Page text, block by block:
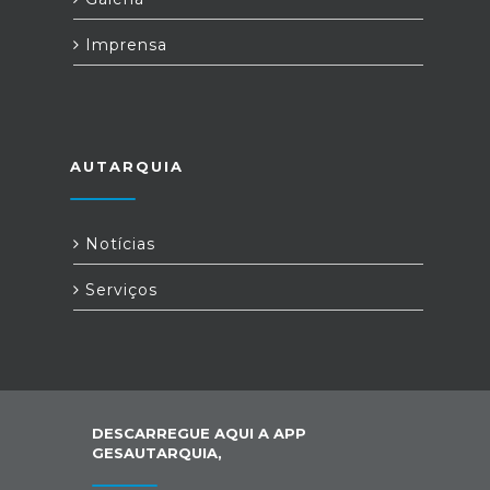
Imprensa
AUTARQUIA
Notícias
Serviços
DESCARREGUE AQUI A APP
GESAUTARQUIA,